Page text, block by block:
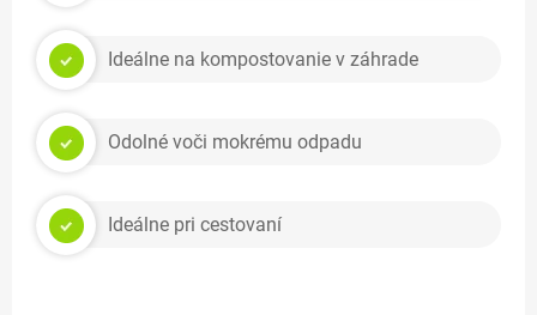
Ideálne na kompostovanie v záhrade
Odolné voči mokrému odpadu
Ideálne pri cestovaní